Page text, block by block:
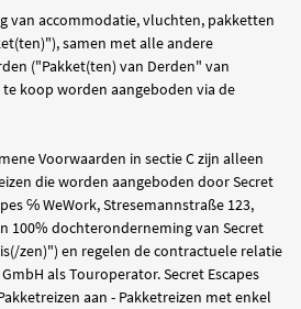
van accommodatie, vluchten, pakketten
samen met alle andere
("Pakket(ten) van Derden" van
koop worden aangeboden via de
Voorwaarden in sectie C zijn alleen
die worden aangeboden door Secret
℅ WeWork, Stresemannstraße 123,
100% dochteronderneming van Secret
zen)") en regelen de contractuele relatie
als Touroperator. Secret Escapes
aan - Pakketreizen met enkel